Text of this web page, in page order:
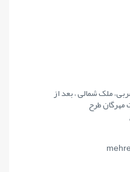
ملک شمالی ، بعد از